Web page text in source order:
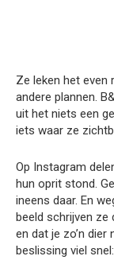
Ze leken het even
andere plannen.
uit het niets een
iets waar ze
Op Instagram
hun oprit stond.
ineens daar. En
beeld schrijven ze
en dat je zo’n dier
beslissing viel